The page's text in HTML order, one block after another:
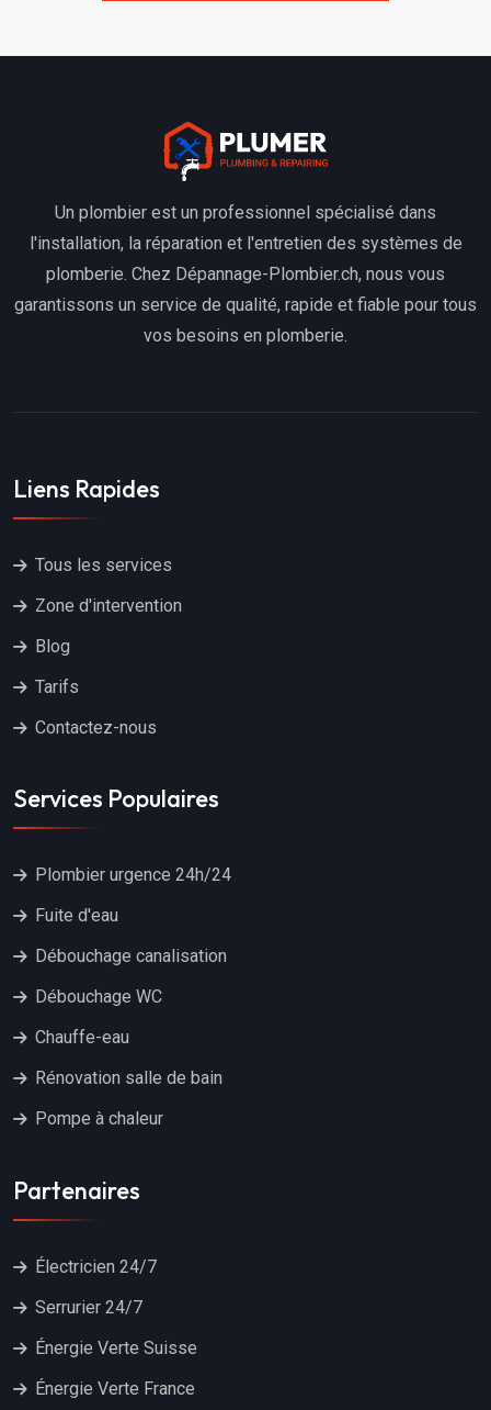
Un plombier est un professionnel spécialisé dans
l'installation, la réparation et l'entretien des systèmes de
plomberie. Chez Dépannage-Plombier.ch, nous vous
garantissons un service de qualité, rapide et fiable pour tous
vos besoins en plomberie.
Liens Rapides
Tous les services
Zone d'intervention
Blog
Tarifs
Contactez-nous
Services Populaires
Plombier urgence 24h/24
Fuite d'eau
Débouchage canalisation
Débouchage WC
Chauffe-eau
Rénovation salle de bain
Pompe à chaleur
Partenaires
Électricien 24/7
Serrurier 24/7
Énergie Verte Suisse
Énergie Verte France